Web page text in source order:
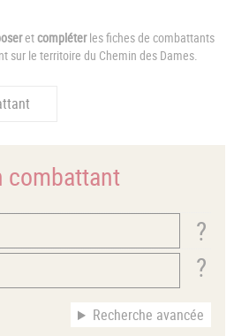
etcompléterles fiches de combattants
sur le territoire du Chemin des Dames.
combattant
Recherche avancée